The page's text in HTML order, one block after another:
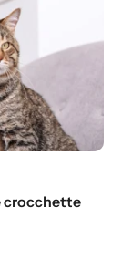
crocchette